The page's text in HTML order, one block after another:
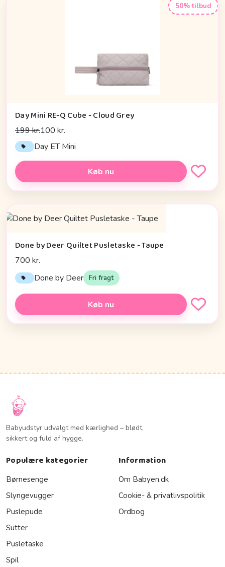
50% tilbud
Day Mini RE-Q Cube - Cloud Grey
199 kr.100 kr.
Day ET Mini
Køb nu
Done by Deer Quiltet Pusletaske - Taupe
700 kr.
Done by Deer Fri fragt
Køb nu
Babyudstyr udvalgt med kærlighed – blødt,
sikkert og fuld af hygge.
Populære kategorier
Børnesenge
Slyngevugger
Puslepude
Sutter
Pusletaske
Spil
Information
Om Babyen.dk
Cookie- & privatlivspolitik
Ordbog